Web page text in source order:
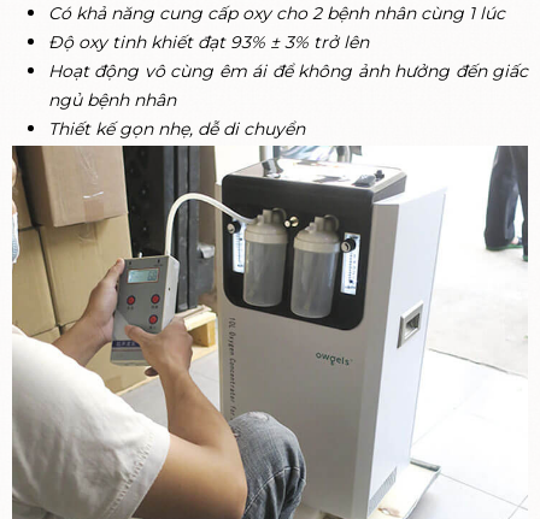
Có khả năng cung cấp oxy cho 2 bệnh nhân cùng 1 lúc
Độ oxy tinh khiết đạt 93% ± 3% trở lên
Hoạt động vô cùng êm ái để không ảnh hưởng đến giấc
ngủ bệnh nhân
Thiết kế gọn nhẹ, dễ di chuyển